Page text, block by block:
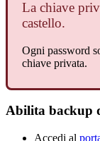
La chiave
castello.
Ogni password
chiave privata.
Abilita backup
Accedi al